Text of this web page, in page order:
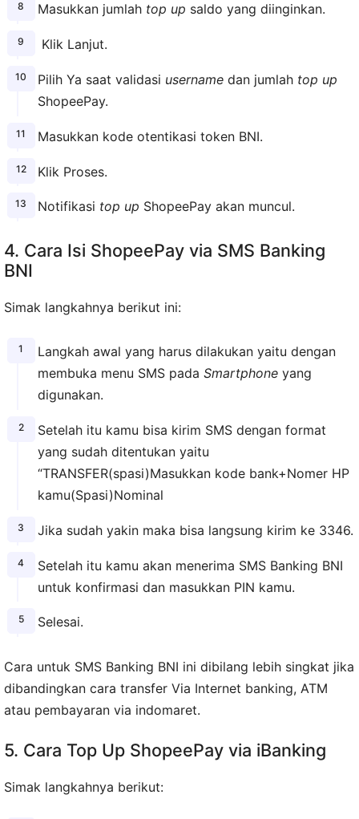
Masukkan jumlahtop up saldo yang diinginkan.
Klik Lanjut.
Pilih Ya saat validasi usernamedan jumlah top up
ShopeePay.
Masukkan kode otentikasi token BNI.
Klik Proses.
Notifikasi top up ShopeePay akan muncul.
4. Cara Isi ShopeePay via SMS Banking
BNI
Simak langkahnya berikut ini:
Langkah awal yang harus dilakukan yaitu dengan
membuka menu SMS pada Smartphoneyang
digunakan.
Setelah itu kamu bisa kirim SMS dengan format
yang sudah ditentukan yaitu
“TRANSFER(spasi)Masukkan kode bank+Nomer HP
kamu(Spasi)Nominal
Jika sudah yakin maka bisa langsung kirim ke 3346.
Setelah itu kamu akan menerima SMS Banking BNI
untuk konfirmasi dan masukkan PIN kamu.
Selesai.
Cara untuk SMS Banking BNI ini dibilang lebih singkat jika
dibandingkan cara transfer Via Internet banking, ATM
atau pembayaran via indomaret.
5. Cara Top Up ShopeePay via iBanking
Simak langkahnya berikut: